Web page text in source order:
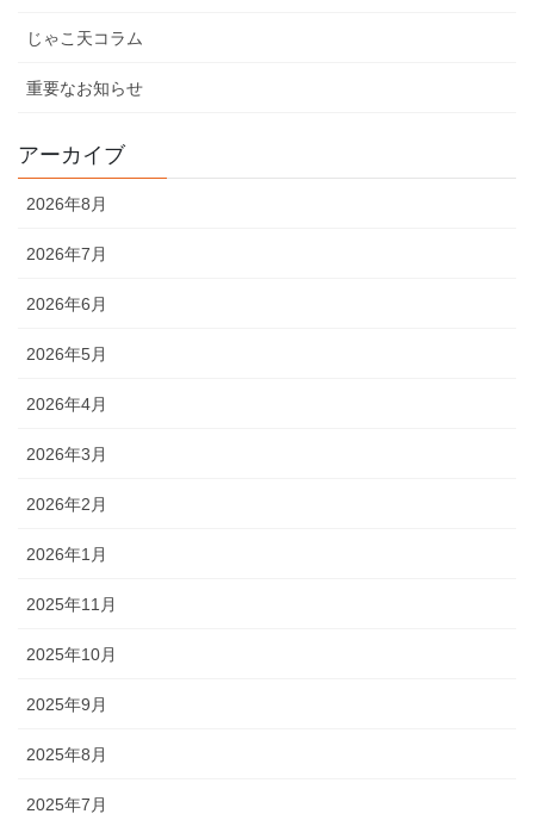
じゃこ天コラム
重要なお知らせ
アーカイブ
2026年8月
2026年7月
2026年6月
2026年5月
2026年4月
2026年3月
2026年2月
2026年1月
2025年11月
2025年10月
2025年9月
2025年8月
2025年7月